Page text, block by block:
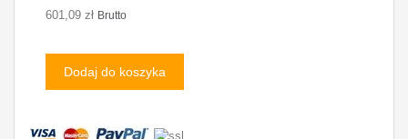
601,09 zł Brutto
Dodaj do koszyka